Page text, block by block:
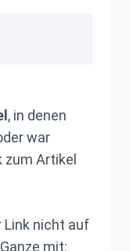
, in denen
war
Artikel
Link nicht auf
mit: